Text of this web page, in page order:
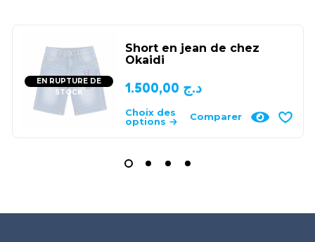
EN RUPTURE DE
STOCK
Short en jean de chez
Okaidi
د.ج
Choix des
options
Comparer